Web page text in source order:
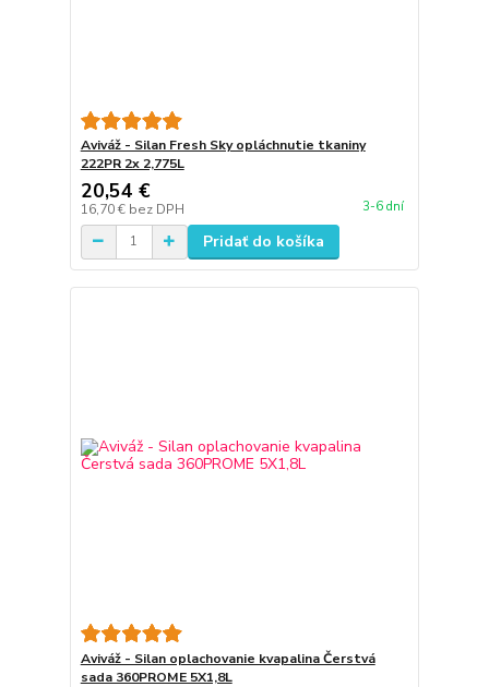
Aviváž - Silan Fresh Sky opláchnutie tkaniny
222PR 2x 2,775L
20,54 €
16,70 € bez DPH 3-6 dní
Pridať do košíka
Aviváž - Silan oplachovanie kvapalina Čerstvá
sada 360PROME 5X1,8L